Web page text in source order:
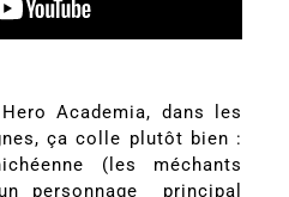
Academia, dans les
ça colle plutôt bien :
(les méchants
personnage principal